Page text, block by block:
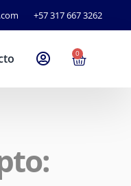
+57 317 667 3262
0